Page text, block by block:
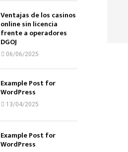
Ventajas de los casinos
online sin licencia
frente a operadores
DGOJ
06/06/2025
Example Post for
WordPress
13/04/2025
Example Post for
WordPress